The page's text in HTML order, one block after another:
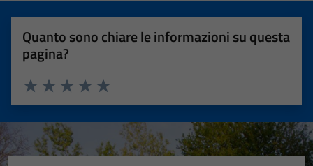
Quanto sono chiare le informazioni su questa
pagina?
Valuta 5 stelle su 5
Valuta 4 stelle su 5
Valuta 3 stelle su 5
Valuta 2 stelle su 5
Valuta 1 stelle su 5